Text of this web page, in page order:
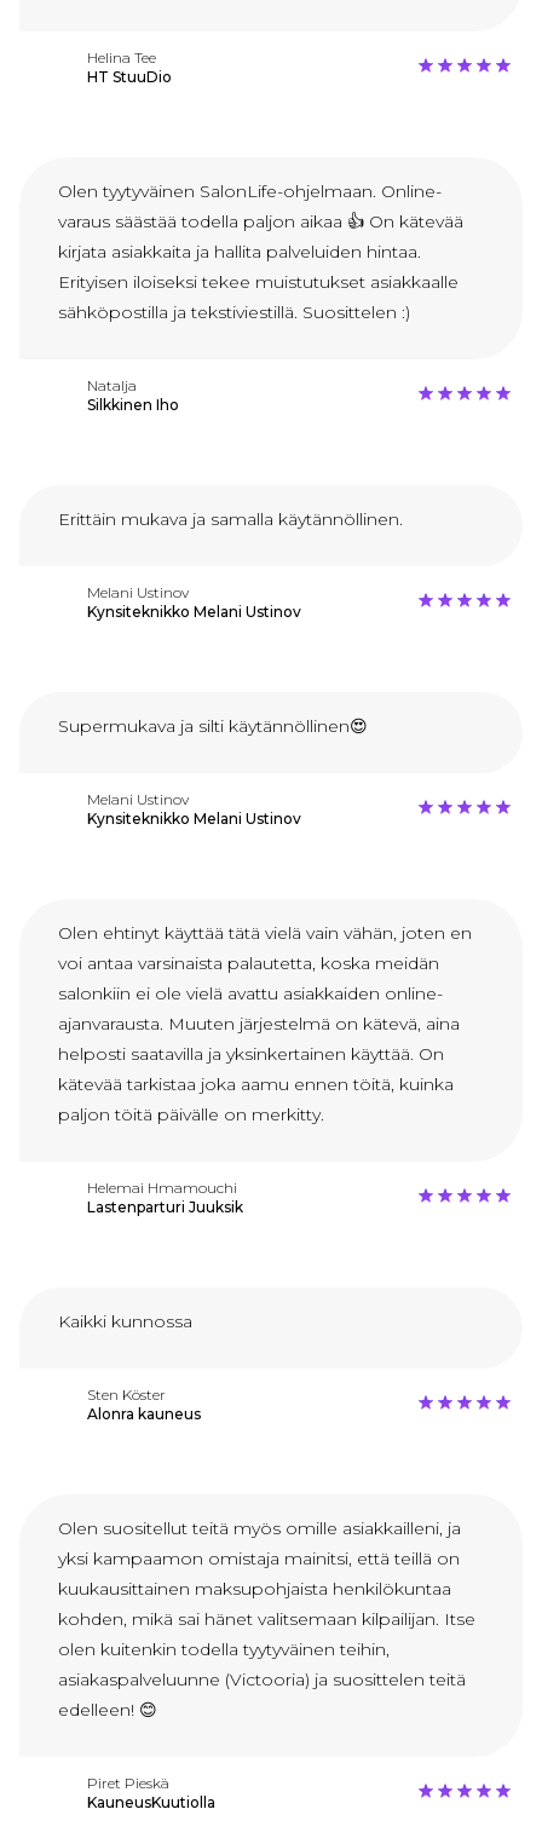
Helina Tee
HT StuuDio
Olen tyytyväinen SalonLife-ohjelmaan. Online-
varaus säästää todella paljon aikaa 👍 On kätevää
kirjata asiakkaita ja hallita palveluiden hintaa.
Erityisen iloiseksi tekee muistutukset asiakkaalle
sähköpostilla ja tekstiviestillä. Suosittelen :)
Natalja
Silkkinen Iho
Erittäin mukava ja samalla käytännöllinen.
Melani Ustinov
Kynsiteknikko Melani Ustinov
Supermukava ja silti käytännöllinen😍
Melani Ustinov
Kynsiteknikko Melani Ustinov
Olen ehtinyt käyttää tätä vielä vain vähän, joten en
voi antaa varsinaista palautetta, koska meidän
salonkiin ei ole vielä avattu asiakkaiden online-
ajanvarausta. Muuten järjestelmä on kätevä, aina
helposti saatavilla ja yksinkertainen käyttää. On
kätevää tarkistaa joka aamu ennen töitä, kuinka
paljon töitä päivälle on merkitty.
Helemai Hmamouchi
Lastenparturi Juuksik
Kaikki kunnossa
Sten Köster
Alonra kauneus
Olen suositellut teitä myös omille asiakkailleni, ja
yksi kampaamon omistaja mainitsi, että teillä on
kuukausittainen maksupohjaista henkilökuntaa
kohden, mikä sai hänet valitsemaan kilpailijan. Itse
olen kuitenkin todella tyytyväinen teihin,
asiakaspalveluunne (Victooria) ja suosittelen teitä
edelleen! 😊
Piret Pieskä
KauneusKuutiolla